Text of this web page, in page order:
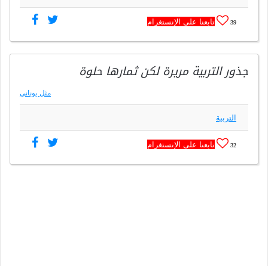
39 تابعنا على الإنستغرام
جذور التربية مريرة لكن ثمارها حلوة
مثل يوناني
التربية
32 تابعنا على الإنستغرام